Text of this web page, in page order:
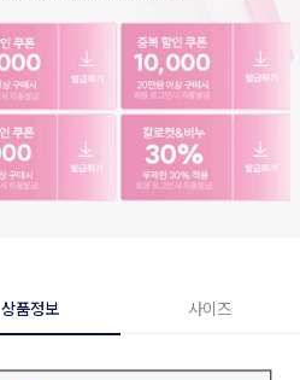
상품정보 사이즈